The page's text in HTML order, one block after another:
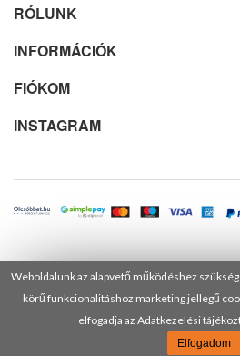
Weboldalunk az alapvető működéshez
körű funkcionalitáshoz marketing jellegű
elfogadja az Adatkezelési
Elfogadom
RÓLUNK
INFORMÁCIÓK
FIÓKOM
INSTAGRAM
© 2025 Minden jog fenntartva!